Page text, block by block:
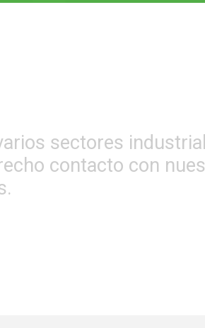
sectores
contacto con